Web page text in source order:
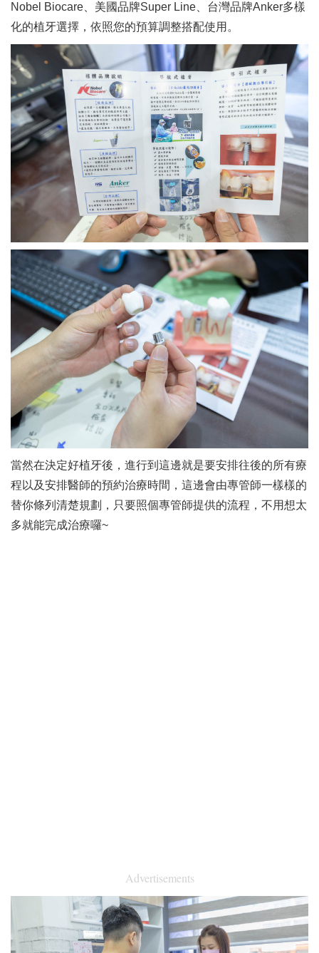
Nobel Biocare、美國品牌Super Line、台灣品牌Anker多樣
化的植牙選擇，依照您的預算調整搭配使用。
當然在決定好植牙後，進行到這邊就是要安排往後的所有療
程以及安排醫師的預約治療時間，這邊會由專管師一樣樣的
替你條列清楚規劃，只要照個專管師提供的流程，不用想太
多就能完成治療囉~
Advertisements